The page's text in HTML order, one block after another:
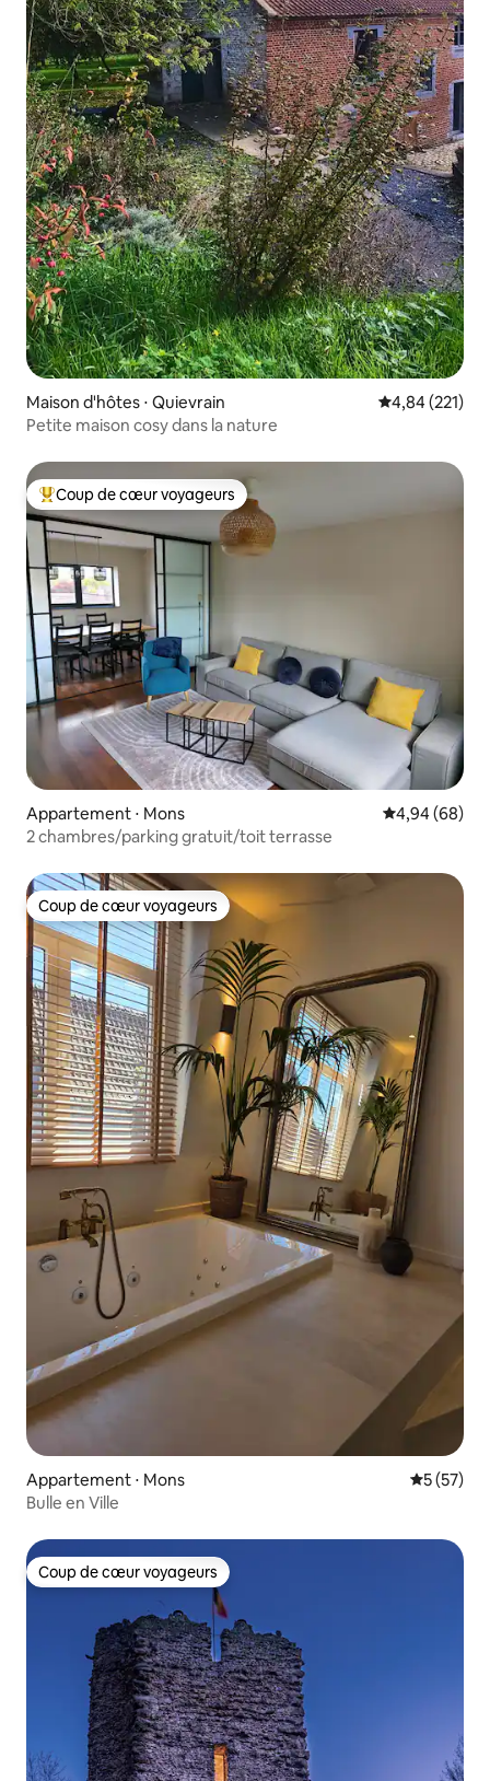
Maison d'hôtes ⋅ Quievrain Évaluation
4,84 (221)
Petite maison cosy dans la nature
Coups de cœur voyageurs les plus appréciés
Coup de cœur voyageurs
Appartement ⋅ Mons Évaluation
4,94 (68)
2 chambres/parking gratuit/toit terrasse
Coup de cœur voyageurs
Coup de cœur voyageurs
Appartement ⋅ Mons
5 (57)
Bulle en Ville
Coup de cœur voyageurs
Coup de cœur voyageurs